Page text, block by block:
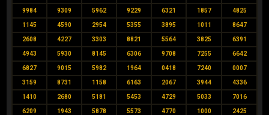
9984 9309 5962 9229 6321 1857 4825
1145 4590 2954 5355 3895 1011 8647
2608 4227 3303 8821 5564 3825 6391
4943 5930 8145 6306 9708 7255 6642
6827 9015 5982 1964 0418 7240 0007
3159 8731 1158 6163 2067 3944 4336
1410 2680 5181 5453 4729 5033 7016
6209 1943 5878 5573 4770 1000 2425